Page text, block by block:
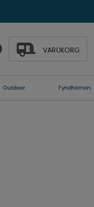
VARUKORG
Outdoor Fyndhörnan